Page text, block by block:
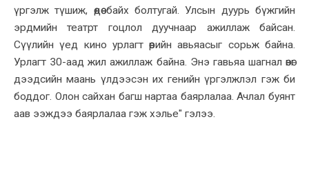
үргэлж түшиж, өөдөө байх болтугай. Улсын дуурь бүжгийн
эрдмийн театрт гоцлол дуучнаар ажиллаж байсан.
Сүүлийн үед кино урлагт өөрийн авьяасыг сорьж байна.
Урлагт 30-аад жил ажиллаж байна. Энэ гавьяа шагнал өвөг
дээдсийн маань үлдээсэн их генийн үргэлжлэл гэж би
боддог. Олон сайхан багш нартаа баярлалаа. Ачлал буянт
аав ээждээ баярлалаа гэж хэлье" гэлээ.